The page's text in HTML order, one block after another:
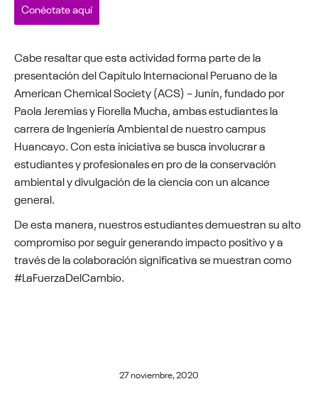
Conéctate aquí
Cabe resaltar que esta actividad forma parte de la
presentación del Capítulo Internacional Peruano de la
American Chemical Society (ACS) – Junín, fundado por
Paola Jeremias y Fiorella Mucha, ambas estudiantes la
carrera de Ingeniería Ambiental de nuestro campus
Huancayo. Con esta iniciativa se busca involucrar a
estudiantes y profesionales en pro de la conservación
ambiental y divulgación de la ciencia con un alcance
general.
De esta manera, nuestros estudiantes demuestran su alto
compromiso por seguir generando impacto positivo y a
través de la colaboración significativa se muestran como
#LaFuerzaDelCambio.
27 noviembre, 2020